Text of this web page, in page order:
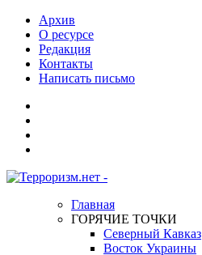
Архив
О ресурсе
Редакция
Контакты
Написать письмо
Главная
ГОРЯЧИЕ ТОЧКИ
Северный Кавказ
Восток Украины